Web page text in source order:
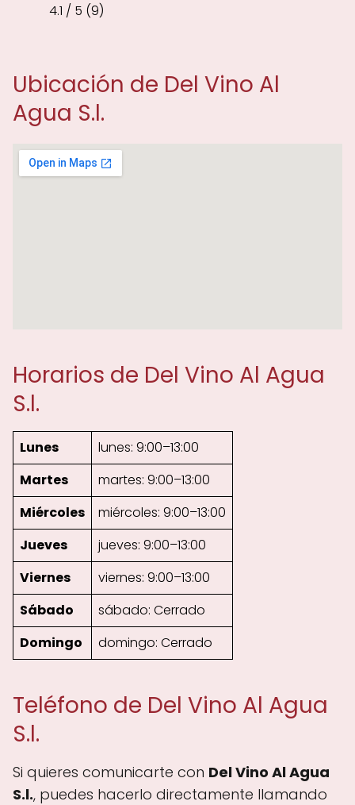
4.1 / 5 (9)
Ubicación de Del Vino Al
Agua S.l.
Horarios de Del Vino Al Agua
S.l.
Lunes
lunes: 9:00–13:00
Martes
martes: 9:00–13:00
Miércoles
miércoles: 9:00–13:00
Jueves
jueves: 9:00–13:00
Viernes
viernes: 9:00–13:00
Sábado
sábado: Cerrado
Domingo
domingo: Cerrado
Teléfono de Del Vino Al Agua
S.l.
Si quieres comunicarte con Del Vino Al Agua
S.l., puedes hacerlo directamente llamando